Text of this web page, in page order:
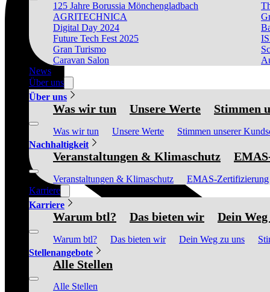
125 Jahre Borussia Mönchengladbach
AGRITECHNICA
Digital Day 2024
Future Tech Fest 2025
Gran Turismo
Caravan Salon
News
Über uns
Über uns
Was wir tun Unsere Werte Stimmen
Was wir tun Unsere Werte
Stimmen unserer
Nachhaltigkeit
Veranstaltungen & Klimaschutz
Veranstaltungen & Klimaschutz
EMAS-Zertifizierung
Karriere
Karriere
Warum btl? Das bieten wir Dein
Warum btl? Das bieten wir Dein Weg zu uns
Stellenangebote
Alle Stellen
Alle Stellen